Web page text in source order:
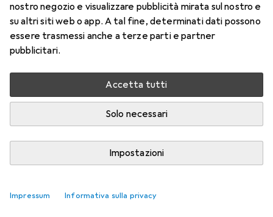
nostro negozio e visualizzare pubblicità mirata sul nostro e
su altri siti web o app. A tal fine, determinati dati possono
essere trasmessi anche a terze parti e partner
pubblicitari.
Accetta tutti
Solo necessari
Impostazioni
Impressum Informativa sulla privacy
Prezzo in EUR IVA incl.
Consegna tra lun, 17/8 e mer, 19/8
Più di 10 pezzi in stock presso il fornitore
Aggiungi al carrello